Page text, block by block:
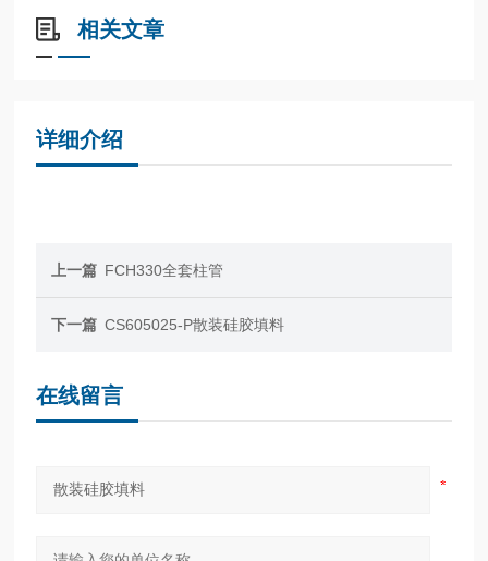
相关文章
详细介绍
上一篇 FCH330全套柱管
下一篇 CS605025-P散装硅胶填料
在线留言